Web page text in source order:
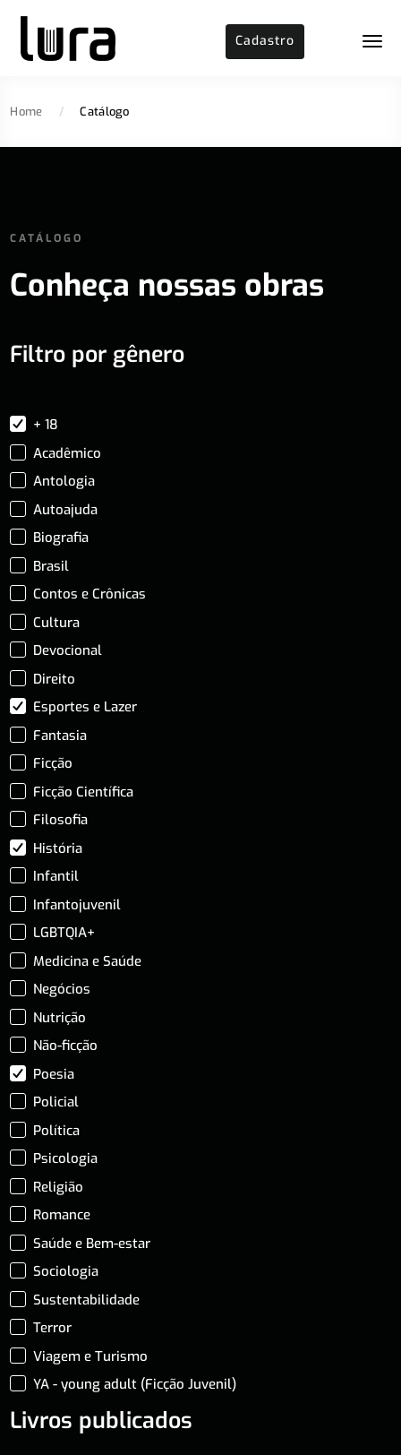
Cadastro
Home / Catálogo
CATÁLOGO
Conheça nossas obras
Filtro por gênero
+ 18
Acadêmico
Antologia
Autoajuda
Biografia
Brasil
Contos e Crônicas
Cultura
Devocional
Direito
Esportes e Lazer
Fantasia
Ficção
Ficção Científica
Filosofia
História
Infantil
Infantojuvenil
LGBTQIA+
Medicina e Saúde
Negócios
Nutrição
Não-ficção
Poesia
Policial
Política
Psicologia
Religião
Romance
Saúde e Bem-estar
Sociologia
Sustentabilidade
Terror
Viagem e Turismo
YA - young adult (Ficção Juvenil)
Livros publicados